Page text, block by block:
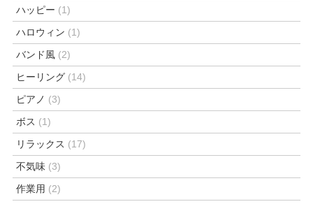
ハッピー (1)
ハロウィン (1)
バンド風 (2)
ヒーリング (14)
ピアノ (3)
ボス (1)
リラックス (17)
不気味 (3)
作業用 (2)